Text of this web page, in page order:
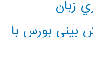
زبان
بینی بورس با